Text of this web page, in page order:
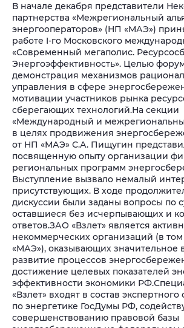
В начале декабря представители
партнерства «Межрегиональный
энергооператоров» (НП «МАЭ»)
работе I-го Московского
«Современный мегаполис.
Энергоэффективность». Целью
демонстрация механизмов
управления в сфере
мотивации участников рынка
сберегающих технологий.На секции
«Международный и
в целях продвижения
от НП «МАЭ» С.А. Пищугин
посвященную опыту организации
региональных программ
Выступление вызвало немалый
присутствующих. В ходе
дискуссии были заданы вопросы по
оставшиеся без исчерпывающих и
ответов.ЗАО «Взлет» является
некоммерческих организаций (в
«МАЭ»), оказывающих значительное
развитие процессов
достижение целевых показателей
эффективности экономики РФ.
«Взлет» входят в состав
по энергетике ГосДумы РФ,
совершенствованию правовой базы